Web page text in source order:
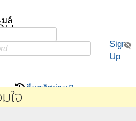
ล์
visibility_off
restoreลืมรหัสผ่าน?
Sign
Up
ปฎิทิน
ใจ